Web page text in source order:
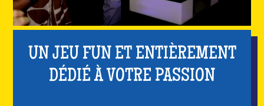
UN JEU FUN ET ENTIÈREMENT
DÉDIÉ À VOTRE PASSION